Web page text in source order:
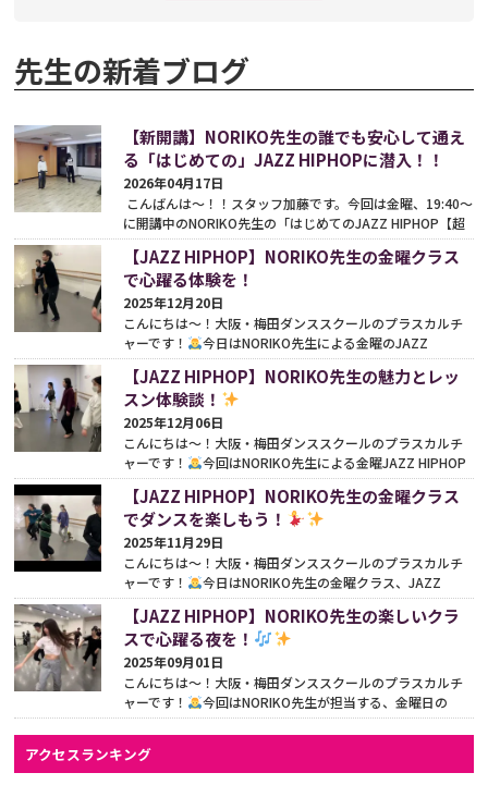
先生の新着ブログ
【新開講】NORIKO先生の誰でも安心して通え
る「はじめての」JAZZ HIPHOPに潜入！！
2026年04月17日
こんばんは〜！！スタッフ加藤です。今回は金曜、19:40～
に開講中のNORIKO先生の「はじめてのJAZZ HIPHOP【超
入門】」クラスのレッスン風景をご紹介いたします！...続き
をみる
【JAZZ HIPHOP】NORIKO先生の金曜クラス
で心躍る体験を！
2025年12月20日
こんにちは〜！大阪・梅田ダンススクールのプラスカルチ
ャーです！
今日はNORIKO先生による金曜のJAZZ
HIPHOPクラスをご紹介します♪今日も、前回に続きクリス
マスの...続きをみる
【JAZZ HIPHOP】NORIKO先生の魅力とレッ
スン体験談！
2025年12月06日
こんにちは〜！大阪・梅田ダンススクールのプラスカルチ
ャーです！
今回はNORIKO先生による金曜JAZZ HIPHOP
クラスご紹介します♪本日のレッスンは、クリスマスが近
い...続きをみる
【JAZZ HIPHOP】NORIKO先生の金曜クラス
でダンスを楽しもう！
2025年11月29日
こんにちは〜！大阪・梅田ダンススクールのプラスカルチ
ャーです！
今日はNORIKO先生の金曜クラス、JAZZ
HIPHOPの魅力をお届けします♪
毎週金曜日の20:45から
studi...続きをみる
【JAZZ HIPHOP】NORIKO先生の楽しいクラ
スで心躍る夜を！
2025年09月01日
こんにちは〜！大阪・梅田ダンススクールのプラスカルチ
ャーです！
今回はNORIKO先生が担当する、金曜日の
JAZZ HIPHOPクラスのご紹介です♪夜の20:45〜スタート
のこ...続きをみる
アクセスランキング